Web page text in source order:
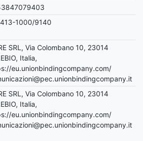
1000/9140
SRL, Via Colombano 10, 23014
Italia,
eu.unionbindingcompany.com/
SRL, Via Colombano 10, 23014
Italia,
eu.unionbindingcompany.com/